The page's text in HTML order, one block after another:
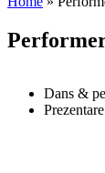
Dans &